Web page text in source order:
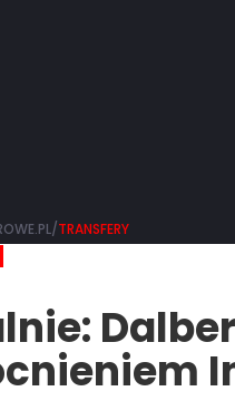
TRANSFERY